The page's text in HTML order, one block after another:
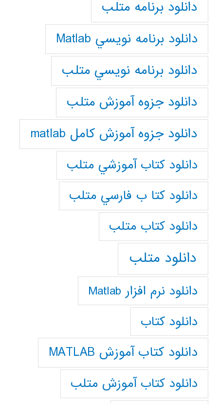
دانلود برنامه متلب
دانلود برنامه نويسي Matlab
دانلود برنامه نويسي متلب
دانلود جزوه آموزش متلب
دانلود جزوه آموزش کامل matlab
دانلود كتاب آموزشي متلب
دانلود كتا ب فارسي متلب
دانلود كتاب متلب
دانلود متلب
دانلود نرم افزار Matlab
دانلود کتاب
دانلود کتاب آموزش MATLAB
دانلود کتاب آموزش متلب